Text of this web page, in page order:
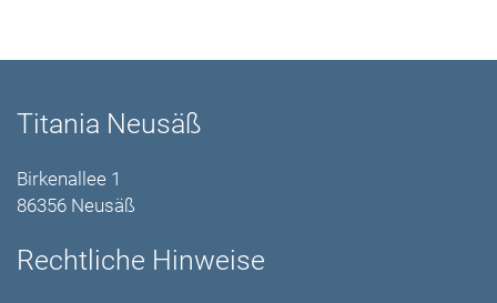
Titania Neusäß
Birkenallee 1
86356 Neusäß
Rechtliche Hinweise